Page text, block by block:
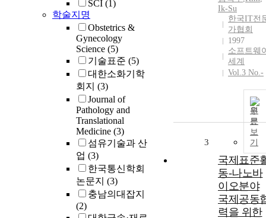
SCI (1)
학술지명
Obstetrics &
Gynecology
Science (5)
기술표준 (5)
대한소화기학
회지 (3)
Journal of
Pathology and
Translational
Medicine (3)
섬유기술과 산
업 (3)
한국통신학회
논문지 (3)
충남의대잡지
(2)
Ik-Su
한국IT전
가협회
1997
소프트웨
세계
Vol.3 No.-
원
문
보
기
3
국제표준
동-나노바
이오분야
국제공동
력을 위한